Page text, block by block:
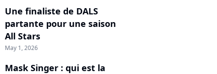
Une finaliste de DALS
partante pour une saison
All Stars
May 1, 2026
Mask Singer : qui est la